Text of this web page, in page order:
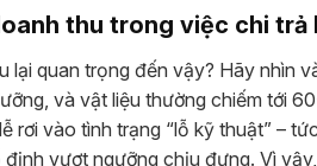
thu trong việc chi trả
lại quan trọng đến vậy? Hãy nhìn
và vật liệu thường chiếm tới
rơi vào tình trạng “lỗ kỹ thuật” –
vượt ngưỡng chịu đựng. Vì